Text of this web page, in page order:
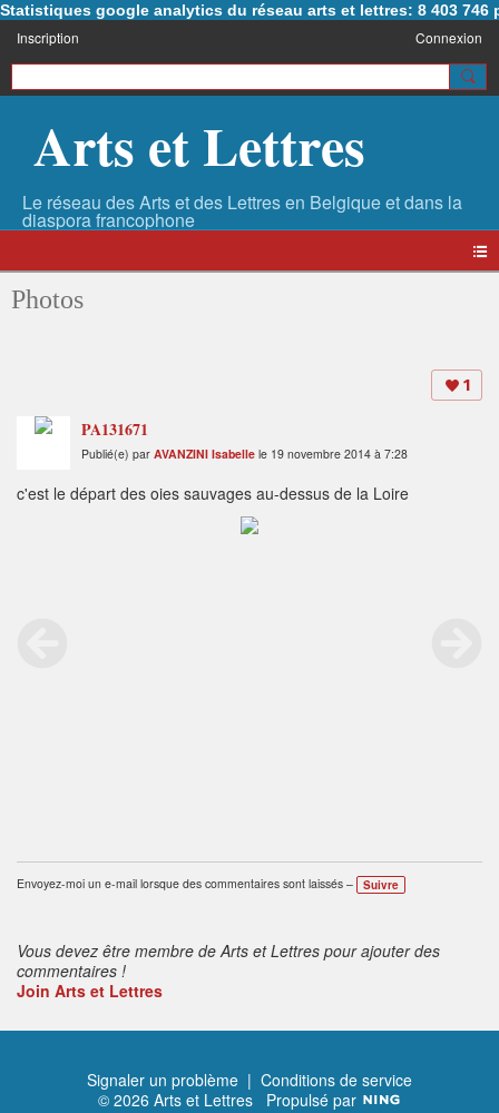
Statistiques google analytics du réseau arts et lettres: 8 403 746
Inscription Connexion
Arts et Lettres
Photos
1
PA131671
Publié(e) par AVANZINI Isabelle le 19 novembre 2014 à 7:28
c'est le départ des oies sauvages au-dessus de la Loire
Envoyez-moi un e-mail lorsque des commentaires sont laissés – Suivre
Vous devez être membre de Arts et Lettres pour ajouter des
commentaires !
Join Arts et Lettres
Signaler un problème | Conditions de service
© 2026 Arts et Lettres Propulsé par